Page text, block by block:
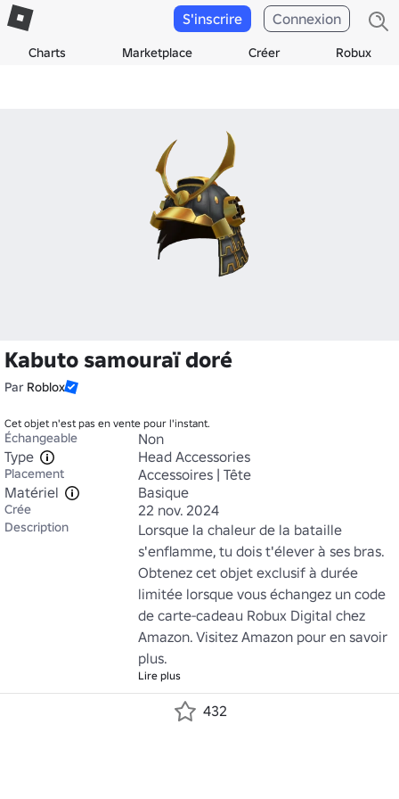
Charts Marketplace Créer Robux
S'inscrire Connexion
Kabuto samouraï doré
Par Roblox
Cet objet n'est pas en vente pour l'instant.
Échangeable
Non
Type
Head Accessories
Placement
Accessoires | Tête
Matériel
Basique
Crée 22 nov. 2024
Description
Lorsque la chaleur de la bataille
s'enflamme, tu dois t'élever à ses bras.
Obtenez cet objet exclusif à durée
limitée lorsque vous échangez un code
de carte-cadeau Robux Digital chez
Amazon. Visitez Amazon pour en savoir
plus.
Lire plus
432